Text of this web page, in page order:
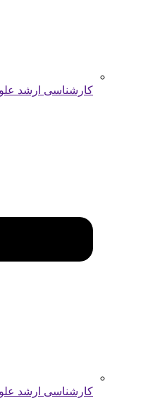
کارشناسی ارشد
کارشناسی ارشد